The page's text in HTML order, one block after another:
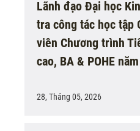
Lãnh đạo Đại học
tra công tác học tập
viên Chương trình
cao, BA & POHE
28, Tháng 05, 2026